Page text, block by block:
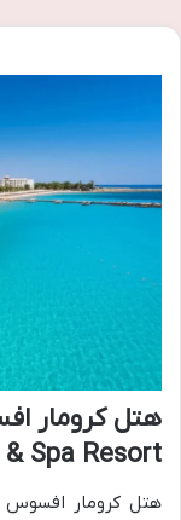
& Spa Resort
هتل کرومار افسوس